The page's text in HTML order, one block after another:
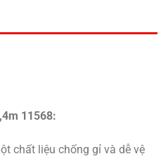
11568:
chất liệu chống gỉ và dễ vệ